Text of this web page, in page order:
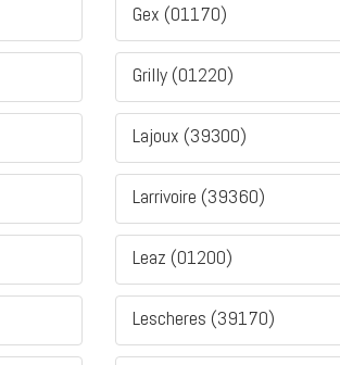
Gex (01170)
Grilly (01220)
Lajoux (39300)
Larrivoire (39360)
Leaz (01200)
Lescheres (39170)